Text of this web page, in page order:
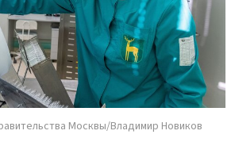
Москвы/Владимир Новиков